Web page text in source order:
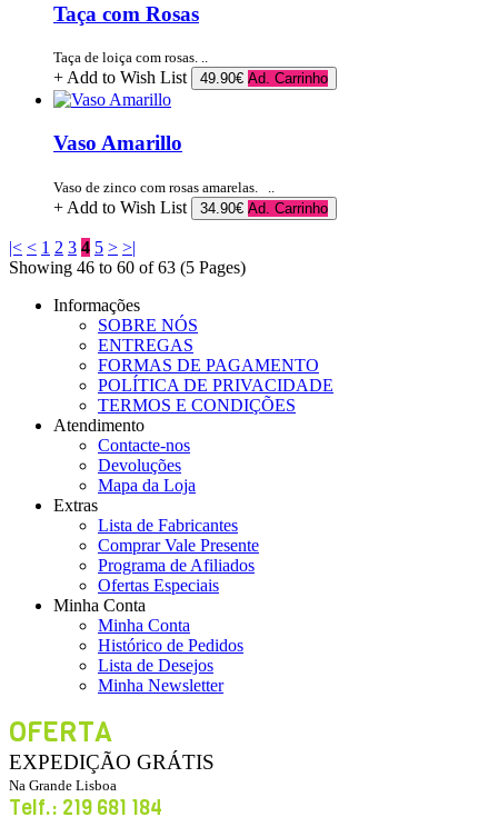
Taça com Rosas
Taça de loiça com rosas. ..
+ Add to Wish List 49.90€ Ad. Carrinho
Vaso Amarillo
Vaso de zinco com rosas amarelas. ..
+ Add to Wish List 34.90€ Ad. Carrinho
|< < 1 2 3 4 5 > >|
Showing 46 to 60 of 63 (5 Pages)
Informações
SOBRE NÓS
ENTREGAS
FORMAS DE PAGAMENTO
POLÍTICA DE PRIVACIDADE
TERMOS E CONDIÇÕES
Atendimento
Contacte-nos
Devoluções
Mapa da Loja
Extras
Lista de Fabricantes
Comprar Vale Presente
Programa de Afiliados
Ofertas Especiais
Minha Conta
Minha Conta
Histórico de Pedidos
Lista de Desejos
Minha Newsletter
OFERTA
EXPEDIÇÃO GRÁTIS
Na Grande Lisboa
Telf.: 219 681 184